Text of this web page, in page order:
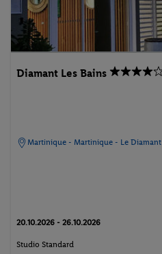
Diamant Les Bains
Martinique - Martinique - Le Diamant
20.10.2026 - 26.10.2026
Studio Standard